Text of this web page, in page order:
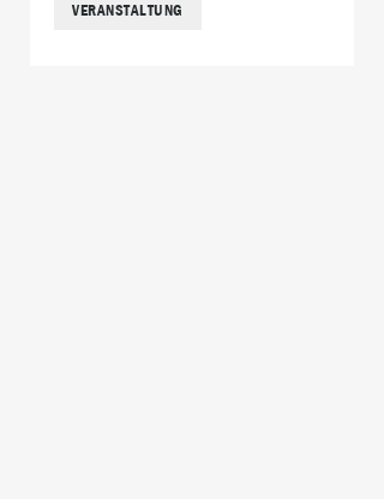
VERANSTALTUNG